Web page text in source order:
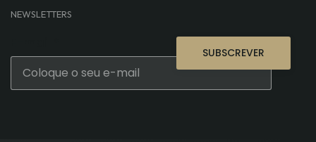
NEWSLETTERS
SUBSCREVER